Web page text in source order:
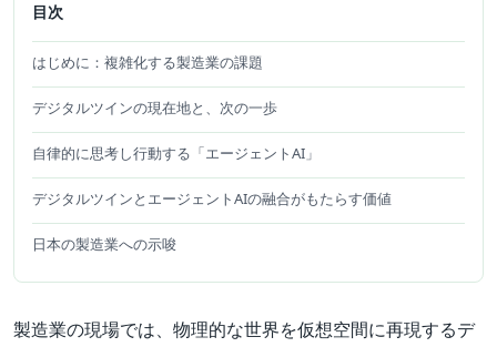
目次
はじめに：複雑化する製造業の課題
デジタルツインの現在地と、次の一歩
自律的に思考し行動する「エージェントAI」
デジタルツインとエージェントAIの融合がもたらす価値
日本の製造業への示唆
製造業の現場では、物理的な世界を仮想空間に再現するデ